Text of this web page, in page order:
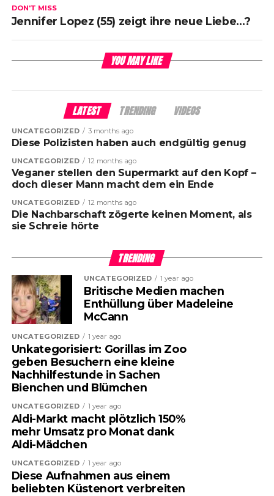
DON'T MISS
Jennifer Lopez (55) zeigt ihre neue Liebe…?
YOU MAY LIKE
LATEST TRENDING VIDEOS
UNCATEGORIZED 3 months ago
Diese Polizisten haben auch endgültig genug
UNCATEGORIZED 12 months ago
Veganer stellen den Supermarkt auf den Kopf –
doch dieser Mann macht dem ein Ende
UNCATEGORIZED 12 months ago
Die Nachbarschaft zögerte keinen Moment, als
sie Schreie hörte
TRENDING
UNCATEGORIZED 1 year ago
Britische Medien machen
Enthüllung über Madeleine
McCann
UNCATEGORIZED 1 year ago
Unkategorisiert: Gorillas im Zoo
geben Besuchern eine kleine
Nachhilfestunde in Sachen
Bienchen und Blümchen
UNCATEGORIZED 1 year ago
Aldi-Markt macht plötzlich 150%
mehr Umsatz pro Monat dank
Aldi-Mädchen
UNCATEGORIZED 1 year ago
Diese Aufnahmen aus einem
beliebten Küstenort verbreiten